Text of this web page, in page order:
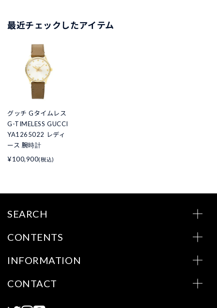
最近チェックしたアイテム
グッチ Gタイムレス
G-TIMELESS GUCCI
YA1265022 レディ
ース 腕時計
¥100,900(税込)
SEARCH
CONTENTS
INFORMATION
CONTACT